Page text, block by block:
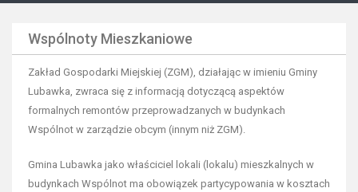
Wspólnoty Mieszkaniowe
Zakład Gospodarki Miejskiej (ZGM), działając w imieniu Gminy
Lubawka, zwraca się z informacją dotyczącą aspektów
formalnych remontów przeprowadzanych w budynkach
Wspólnot w zarządzie obcym (innym niż ZGM).
Gmina Lubawka jako właściciel lokali (lokalu) mieszkalnych w
budynkach Wspólnot ma obowiązek partycypowania w kosztach